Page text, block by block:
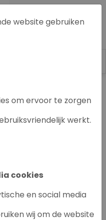
website gebruiken
om ervoor te zorgen
werkt.
cookies
en social media
wij om de website
om nieuw